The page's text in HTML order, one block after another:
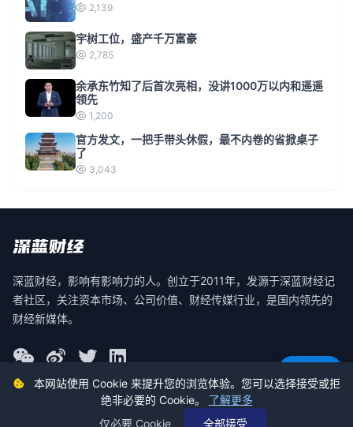
2,139
宇树工位，盛产千万富豪
2,785
余承东竹知了后首次亮相，没讲1000万以内和遥遥
领先
1,200
官方发文，一把手带头休假，最不内卷的省掀桌子
了
3,043
深蓝财经，影响有影响力的人。创立于2011年，发源于深蓝财经记
者社区，关注资本市场、公司价值、财经传媒行业，是国内领先的
财经新媒体。
© 2026 深蓝财经 版权所有
本网站使用 Cookie 来提升您的浏览体验。您可以选择接受或拒
绝非必要的 Cookie。 了解更多
仅必要 Cookie
全部接受